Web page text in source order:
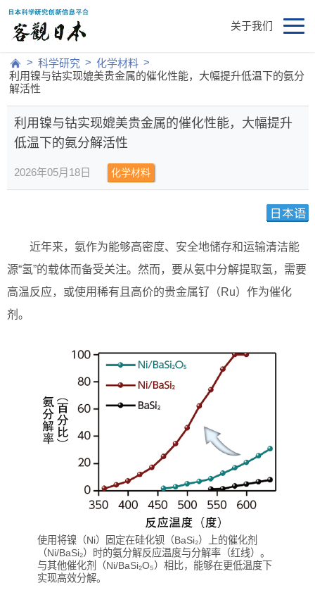
关于我们
> 科学研究 > 化学材料 >
利用镍与钴实现媲美贵金属的催化性能，大幅提升低温下的氨分
解活性
利用镍与钴实现媲美贵金属的催化性能，大幅提升
低温下的氨分解活性
2026年05月18日 化学材料
近年来，氨作为能够高密度、安全地储存和运输清洁能
源“氢”的载体而备受关注。然而，要从氨中分解提取氢，需要
高温反应，或使用稀有且高价的贵金属钌（Ru）作为催化
剂。
使用将镍（Ni）固定在硅化钡（BaSi₂）上的催化剂
（Ni/BaSi₂）时的氨分解反应温度与分解率（红线）。
与其他催化剂（Ni/BaSi₂O₅）相比，能够在更低温度下
实现高效分解。